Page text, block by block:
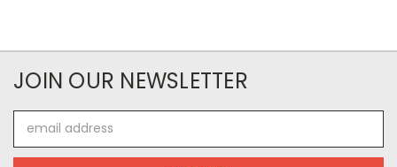
JOIN OUR NEWSLETTER
Address